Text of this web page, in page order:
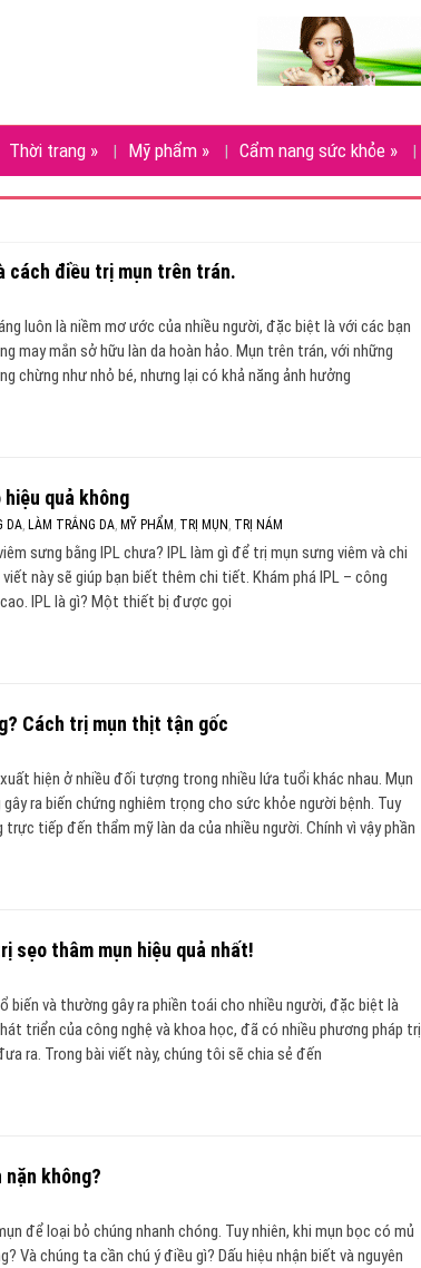
Thời trang » Mỹ phẩm » Cẩm nang sức khỏe »
cách điều trị mụn trên trán.
luôn là niềm mơ ước của nhiều người, đặc biệt là với các bạn
may mắn sở hữu làn da hoàn hảo. Mụn trên trán, với những
chừng như nhỏ bé, nhưng lại có khả năng ảnh hưởng
quả không
DA ,LÀM TRẮNG DA ,MỸ PHẨM TRỊ MỤN TRỊ NÁM
sưng bằng IPL chưa? IPL làm gì để trị mụn sưng viêm và chi
này sẽ giúp bạn biết thêm chi tiết. Khám phá IPL – công
IPL là gì? Một thiết bị được gọi
Cách trị mụn thịt tận gốc
hiện ở nhiều đối tượng trong nhiều lứa tuổi khác nhau. Mụn
ra biến chứng nghiêm trọng cho sức khỏe người bệnh. Tuy
tiếp đến thẩm mỹ làn da của nhiều người. Chính vì vậy phần
sẹo thâm mụn hiệu quả nhất!
biến và thường gây ra phiền toái cho nhiều người, đặc biệt là
triển của công nghệ và khoa học, đã có nhiều phương pháp trị
ra. Trong bài viết này, chúng tôi sẽ chia sẻ đến
nặn không?
để loại bỏ chúng nhanh chóng. Tuy nhiên, khi mụn bọc có mủ
Và chúng ta cần chú ý điều gì? Dấu hiệu nhận biết và nguyên